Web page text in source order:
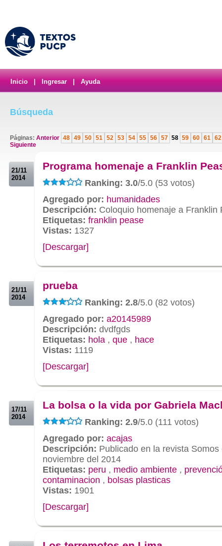
Inicio Ingresar Ayuda
Búsqueda
Páginas: Anterior 48 49 50 51 52 53 54 55 56 57 58 59 60 61 62
Siguiente
21/11
2014
Programa homenaje a Franklin
Ranking: 3.0/5.0 (53 votos)
Agregado por: humanidades
Descripción: Coloquio homenaje a Franklin
Etiquetas: franklin pease
Vistas: 1327
[Descargar]
21/11
2014
prueba
Ranking: 2.8/5.0 (82 votos)
Agregado por: a20145989
Descripción: dvdfgds
Etiquetas: hola , que , hace
Vistas: 1119
[Descargar]
17/11
2014
La bolsa o la vida por Gabriela
Ranking: 2.9/5.0 (111 votos)
Agregado por: acajas
Descripción: Publicado en la revista Somos
noviembre del 2014
Etiquetas: peru , medio ambiente ,
contaminacion , bolsas plasticas
Vistas: 1901
[Descargar]